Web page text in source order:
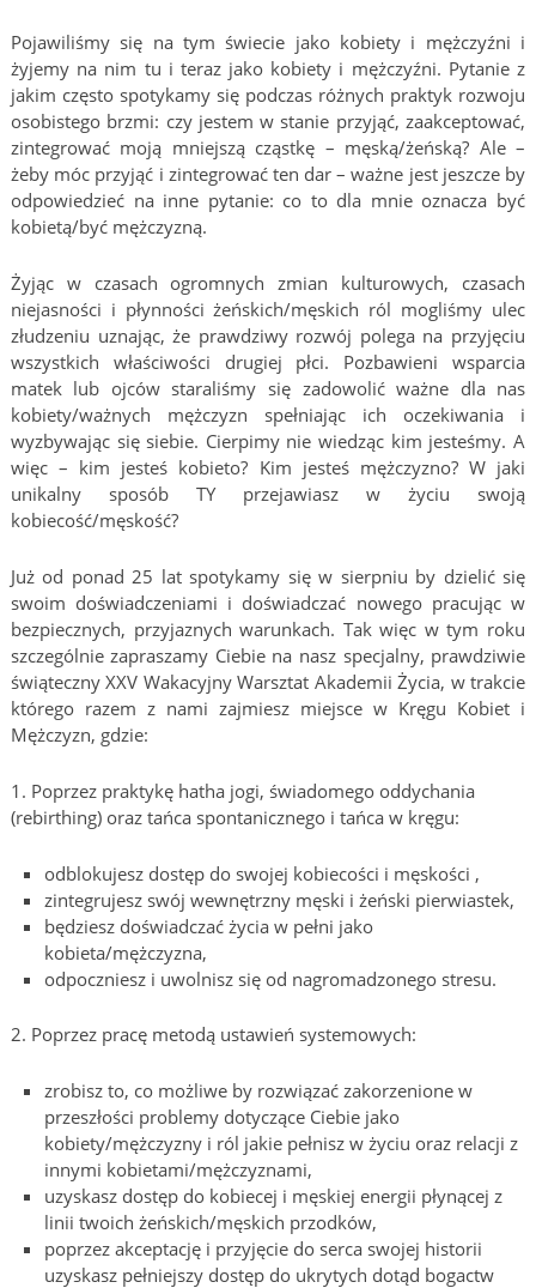
Pojawiliśmy się na tym świecie jako kobiety i mężczyźni i
żyjemy na nim tu i teraz jako kobiety i mężczyźni. Pytanie z
jakim często spotykamy się podczas różnych praktyk rozwoju
osobistego brzmi: czy jestem w stanie przyjąć, zaakceptować,
zintegrować moją mniejszą cząstkę – męską/żeńską? Ale –
żeby móc przyjąć i zintegrować ten dar – ważne jest jeszcze by
odpowiedzieć na inne pytanie: co to dla mnie oznacza być
kobietą/być mężczyzną.
Żyjąc w czasach ogromnych zmian kulturowych, czasach
niejasności i płynności żeńskich/męskich ról mogliśmy ulec
złudzeniu uznając, że prawdziwy rozwój polega na przyjęciu
wszystkich właściwości drugiej płci. Pozbawieni wsparcia
matek lub ojców staraliśmy się zadowolić ważne dla nas
kobiety/ważnych mężczyzn spełniając ich oczekiwania i
wyzbywając się siebie. Cierpimy nie wiedząc kim jesteśmy. A
więc – kim jesteś kobieto? Kim jesteś mężczyzno? W jaki
unikalny sposób TY przejawiasz w życiu swoją
kobiecość/męskość?
Już od ponad 25 lat spotykamy się w sierpniu by dzielić się
swoim doświadczeniami i doświadczać nowego pracując w
bezpiecznych, przyjaznych warunkach. Tak więc w tym roku
szczególnie zapraszamy Ciebie na nasz specjalny, prawdziwie
świąteczny XXV Wakacyjny Warsztat Akademii Życia, w trakcie
którego razem z nami zajmiesz miejsce w Kręgu Kobiet i
Mężczyzn, gdzie:
1. Poprzez praktykę hatha jogi, świadomego oddychania
(rebirthing) oraz tańca spontanicznego i tańca w kręgu:
odblokujesz dostęp do swojej kobiecości i męskości ,
zintegrujesz swój wewnętrzny męski i żeński pierwiastek,
będziesz doświadczać życia w pełni jako
kobieta/mężczyzna,
odpoczniesz i uwolnisz się od nagromadzonego stresu.
2. Poprzez pracę metodą ustawień systemowych:
zrobisz to, co możliwe by rozwiązać zakorzenione w
przeszłości problemy dotyczące Ciebie jako
kobiety/mężczyzny i ról jakie pełnisz w życiu oraz relacji z
innymi kobietami/mężczyznami,
uzyskasz dostęp do kobiecej i męskiej energii płynącej z
linii twoich żeńskich/męskich przodków,
poprzez akceptację i przyjęcie do serca swojej historii
uzyskasz pełniejszy dostęp do ukrytych dotąd bogactw